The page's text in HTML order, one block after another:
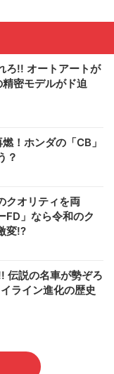
ろ!! オートアートが
密モデルがド迫
！ホンダの「CB」
？
クオリティを両
」なら令和のク
変!?
伝説の名車が勢ぞろ
ライン進化の歴史